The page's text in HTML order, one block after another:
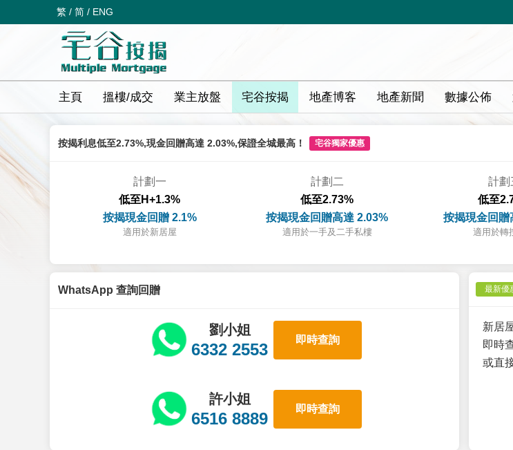
繁 / 简 / ENG
主頁 搵樓/成交 業主放盤 宅谷按揭 地產博客 地產新聞 數據公佈
按揭利息低至2.73%,現金回贈高達 2.03%,保證全城最高！ 宅谷獨家優惠
計劃一
低至H+1.3%
按揭現金回贈 2.1%
適用於新居屋
計劃二
低至2.73%
按揭現金回贈高達 2.03%
適用於一手及二手私樓
計劃
低至
按揭現金回贈
適用於轉
WhatsApp 查詢回贈
劉小姐
6332 2553
即時查詢
許小姐
6516 8889
即時查詢
最新優
新居
即時
或直